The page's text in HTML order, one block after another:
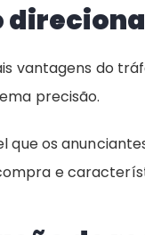
vantagens do
precisão.
que os
e